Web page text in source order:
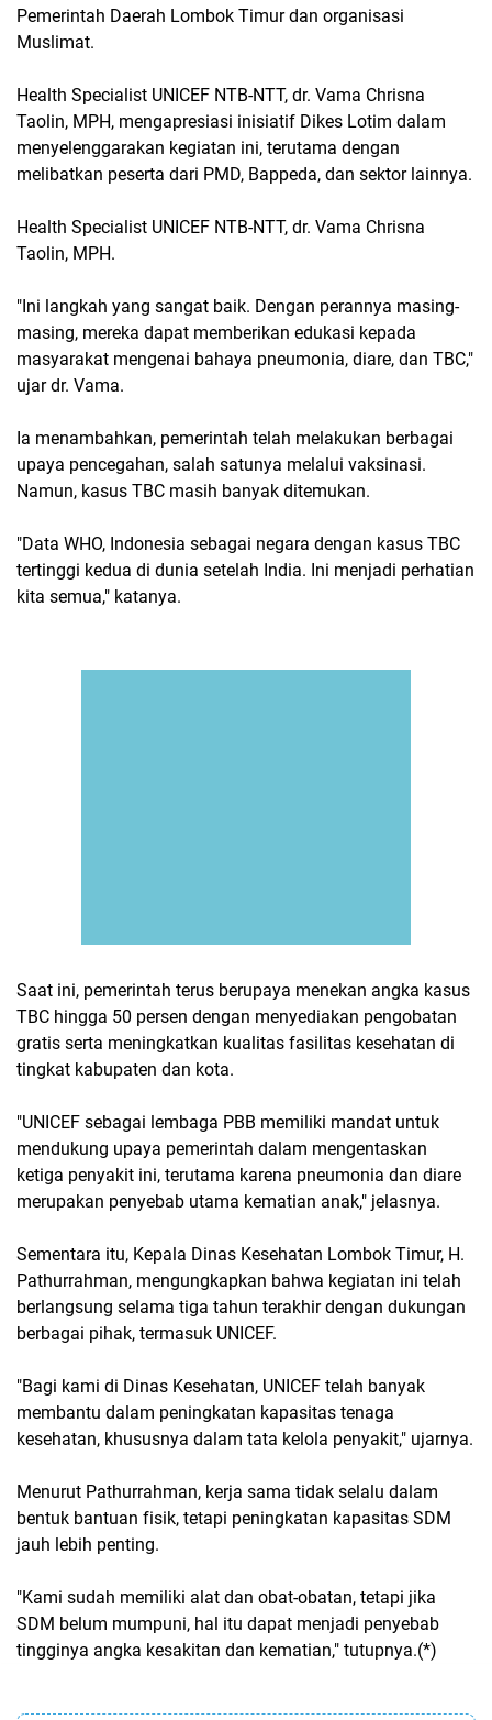
Pemerintah Daerah Lombok Timur dan organisasi
Muslimat.
Health Specialist UNICEF NTB-NTT, dr. Vama Chrisna
Taolin, MPH, mengapresiasi inisiatif Dikes Lotim dalam
menyelenggarakan kegiatan ini, terutama dengan
melibatkan peserta dari PMD, Bappeda, dan sektor lainnya.
Health Specialist UNICEF NTB-NTT, dr. Vama Chrisna
Taolin, MPH.
"Ini langkah yang sangat baik. Dengan perannya masing-
masing, mereka dapat memberikan edukasi kepada
masyarakat mengenai bahaya pneumonia, diare, dan TBC,"
ujar dr. Vama.
Ia menambahkan, pemerintah telah melakukan berbagai
upaya pencegahan, salah satunya melalui vaksinasi.
Namun, kasus TBC masih banyak ditemukan.
"Data WHO, Indonesia sebagai negara dengan kasus TBC
tertinggi kedua di dunia setelah India. Ini menjadi perhatian
kita semua," katanya.
Saat ini, pemerintah terus berupaya menekan angka kasus
TBC hingga 50 persen dengan menyediakan pengobatan
gratis serta meningkatkan kualitas fasilitas kesehatan di
tingkat kabupaten dan kota.
"UNICEF sebagai lembaga PBB memiliki mandat untuk
mendukung upaya pemerintah dalam mengentaskan
ketiga penyakit ini, terutama karena pneumonia dan diare
merupakan penyebab utama kematian anak," jelasnya.
Sementara itu, Kepala Dinas Kesehatan Lombok Timur, H.
Pathurrahman, mengungkapkan bahwa kegiatan ini telah
berlangsung selama tiga tahun terakhir dengan dukungan
berbagai pihak, termasuk UNICEF.
"Bagi kami di Dinas Kesehatan, UNICEF telah banyak
membantu dalam peningkatan kapasitas tenaga
kesehatan, khususnya dalam tata kelola penyakit," ujarnya.
Menurut Pathurrahman, kerja sama tidak selalu dalam
bentuk bantuan fisik, tetapi peningkatan kapasitas SDM
jauh lebih penting.
"Kami sudah memiliki alat dan obat-obatan, tetapi jika
SDM belum mumpuni, hal itu dapat menjadi penyebab
tingginya angka kesakitan dan kematian," tutupnya.(*)